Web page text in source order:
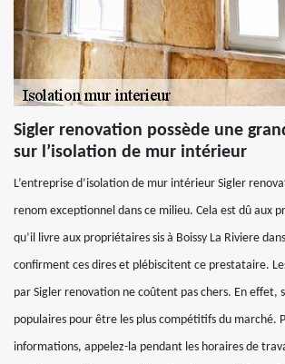
Sigler renovation possède une
sur l’isolation de mur intérieur
L’entreprise d’isolation de mur intérieur Sigler
renom exceptionnel dans ce milieu. Cela est dû aux
qu’il livre aux propriétaires sis à Boissy La Riviere
confirment ces dires et plébiscitent ce prestataire.
par Sigler renovation ne coûtent pas chers. En effet,
populaires pour être les plus compétitifs du marché.
informations, appelez-la pendant les horaires de